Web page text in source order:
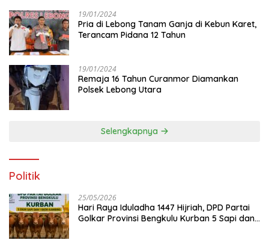
19/01/2024
Pria di Lebong Tanam Ganja di Kebun Karet,
Terancam Pidana 12 Tahun
19/01/2024
Remaja 16 Tahun Curanmor Diamankan
Polsek Lebong Utara
Selengkapnya
Politik
25/05/2026
Hari Raya Iduladha 1447 Hijriah, DPD Partai
Golkar Provinsi Bengkulu Kurban 5 Sapi dan 1